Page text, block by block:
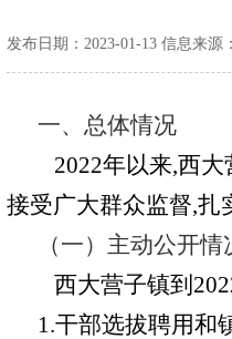
发布日期：2023-01-13 信息来
一、 总体情况
2022年以来,西大
接受广大群众监督,扎
（一） 主动公开情
西大营子镇到 202
1.干部选拔聘用和